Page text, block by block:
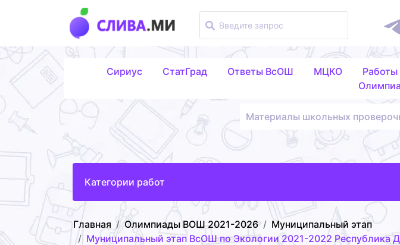
Сириус СтатГрад Ответы ВсОШ МЦКО Работы
Материалы школьных
Категории работ
Главная Олимпиады ВОШ 2021-2026
Муниципальный этап
Муниципальный этап ВсОШ по Экологии 2021-2022 Республика